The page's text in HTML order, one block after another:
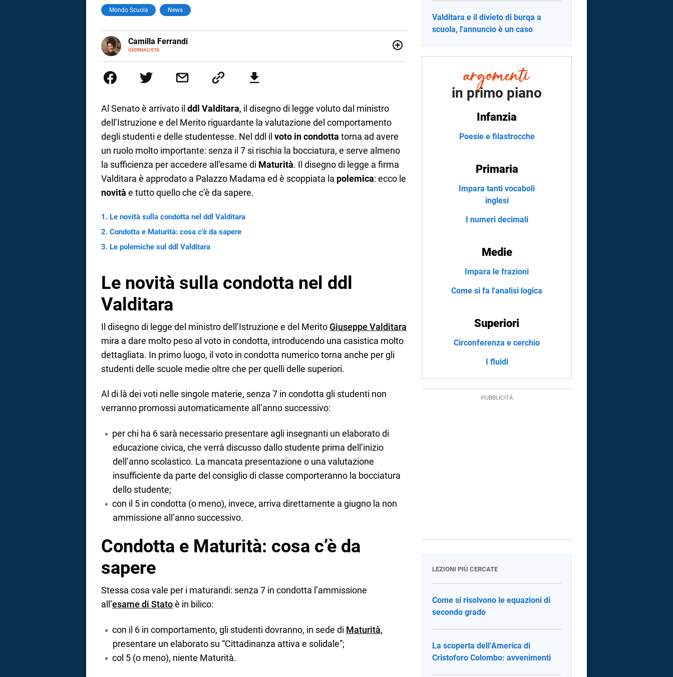
Mondo Scuola News
Camilla Ferrandi
GIORNALISTA
E-
MAIL
LINKEDIN
più fermata. L’attualità è il mio pane quotidiano, i libri la mia via per evadere e viaggiare con
Al Senato è arrivato il ddl Valditara, il disegno di legge voluto dal ministro
dell’Istruzione e del Merito riguardante la valutazione del comportamento
degli studenti e delle studentesse. Nel ddl il voto in condotta torna ad avere
un ruolo molto importante: senza il 7 si rischia la bocciatura, e serve almeno
la sufficienza per accedere all’esame di Maturità. Il disegno di legge a firma
Valditara è approdato a Palazzo Madama ed è scoppiata la polemica: ecco le
novità e tutto quello che c’è da sapere.
Le novità sulla condotta nel ddl Valditara
Condotta e Maturità: cosa c'è da sapere
Le polemiche sul ddl Valditara
Le novità sulla condotta nel ddl
Valditara
Il disegno di legge del ministro dell’Istruzione e del Merito Giuseppe Valditara
mira a dare molto peso al voto in condotta, introducendo una casistica molto
dettagliata. In primo luogo, il voto in condotta numerico torna anche per gli
studenti delle scuole medie oltre che per quelli delle superiori.
Al di là dei voti nelle singole materie, senza 7 in condotta gli studenti non
verranno promossi automaticamente all’anno successivo:
per chi ha 6 sarà necessario presentare agli insegnanti un elaborato di
educazione civica, che verrà discusso dallo studente prima dell’inizio
dell’anno scolastico. La mancata presentazione o una valutazione
insufficiente da parte del consiglio di classe comporteranno la bocciatura
dello studente;
con il 5 in condotta (o meno), invece, arriva direttamente a giugno la non
ammissione all’anno successivo.
Condotta e Maturità: cosa c’è da
sapere
Stessa cosa vale per i maturandi: senza 7 in condotta l’ammissione
all’esame di Statoè in bilico:
con il 6 in comportamento, gli studenti dovranno, in sede di Maturità,
presentare un elaborato su “Cittadinanza attiva e solidale”;
col 5 (o meno), niente Maturità.
Valditara e il divieto di burqa a
scuola, l'annuncio è un caso
in primo piano
Infanzia
Poesie e filastrocche
Primaria
Impara tanti vocaboli
inglesi
I numeri decimali
Medie
Impara le frazioni
Come si fa l'analisi logica
Superiori
Circonferenza e cerchio
I fluidi
LEZIONI PIÙ CERCATE
Come si risolvono le equazioni di
secondo grado
La scoperta dell’America di
Cristoforo Colombo: avvenimenti